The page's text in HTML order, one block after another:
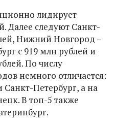
лидирует
Далее следуют Санкт-
Нижний Новгород –
с 919 млн рублей и
По числу
немного отличается:
Санкт-Петербург, а на
В топ-5 также